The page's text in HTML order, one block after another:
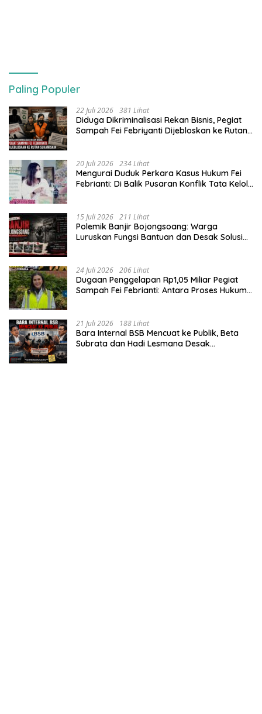
Paling Populer
22 Juli 2026 381 Lihat
Diduga Dikriminalisasi Rekan Bisnis, Pegiat
Sampah Fei Febriyanti Dijebloskan ke Rutan
20 Juli 2026 234 Lihat
​Mengurai Duduk Perkara Kasus Hukum Fei
Febrianti: Di Balik Pusaran Konflik Tata Kelola
15 Juli 2026 211 Lihat
Polemik Banjir Bojongsoang: Warga
Luruskan Fungsi Bantuan dan Desak Solusi
24 Juli 2026 206 Lihat
Dugaan Penggelapan Rp1,05 Miliar Pegiat
Sampah Fei Febrianti: Antara Proses Hukum,
21 Juli 2026 188 Lihat
Bara Internal BSB Mencuat ke Publik, Beta
Subrata dan Hadi Lesmana Desak